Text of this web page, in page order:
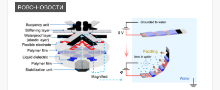
ROBO-НОВОСТИ